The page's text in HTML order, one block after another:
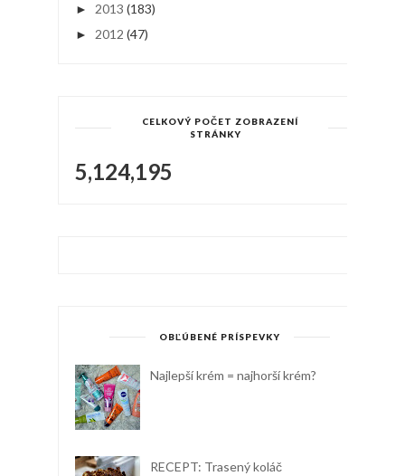
► 2013 (183)
► 2012 (47)
CELKOVÝ POČET ZOBRAZENÍ
STRÁNKY
5,124,195
OBĽÚBENÉ PRÍSPEVKY
Najlepší krém = najhorší krém?
RECEPT: Trasený koláč